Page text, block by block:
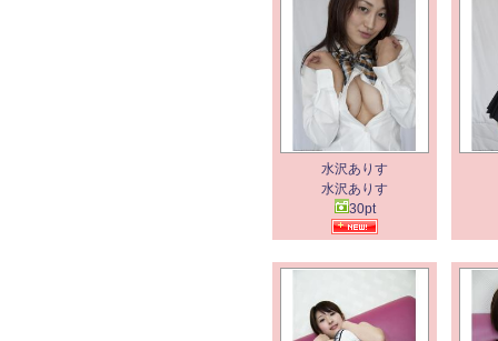
水沢ありす
水沢ありす
30pt